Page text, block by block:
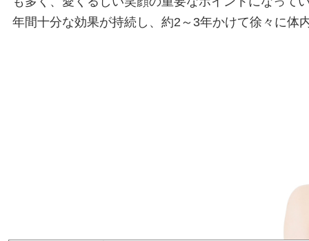
年間十分な効果が持続し、約2～3年かけて徐々に体